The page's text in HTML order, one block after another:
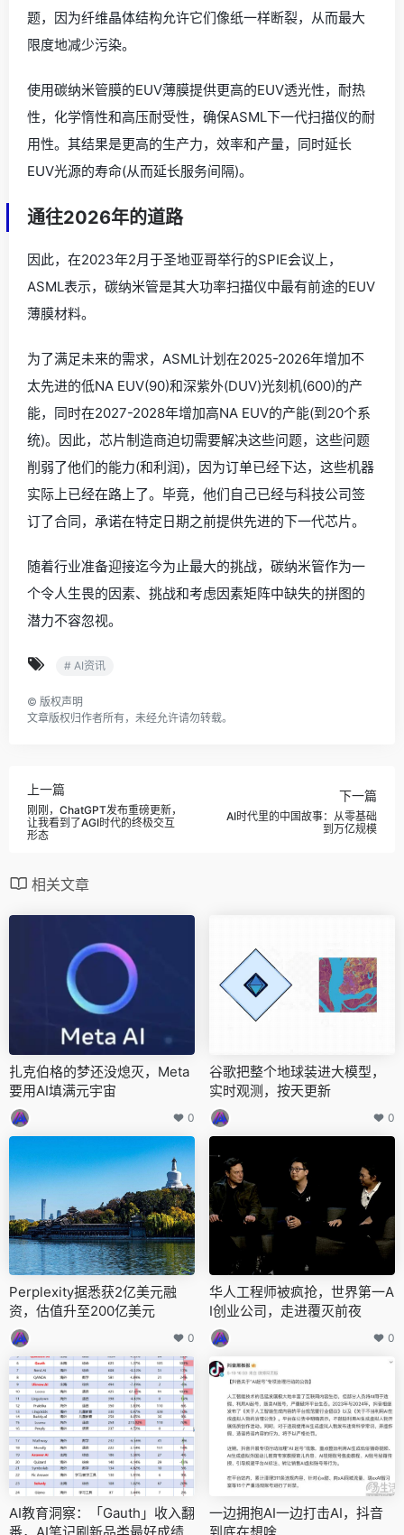
题，因为纤维晶体结构允许它们像纸一样断裂，从而最大
限度地减少污染。
使用碳纳米管膜的EUV薄膜提供更高的EUV透光性，耐热
性，化学惰性和高压耐受性，确保ASML下一代扫描仪的耐
用性。其结果是更高的生产力，效率和产量，同时延长
EUV光源的寿命(从而延长服务间隔)。
通往2026年的道路
因此，在2023年2月于圣地亚哥举行的SPIE会议上，
ASML表示，碳纳米管是其大功率扫描仪中最有前途的EUV
薄膜材料。
为了满足未来的需求，ASML计划在2025-2026年增加不
太先进的低NA EUV(90)和深紫外(DUV)光刻机(600)的产
能，同时在2027-2028年增加高NA EUV的产能(到20个系
统)。因此，芯片制造商迫切需要解决这些问题，这些问题
削弱了他们的能力(和利润)，因为订单已经下达，这些机器
实际上已经在路上了。毕竟，他们自己已经与科技公司签
订了合同，承诺在特定日期之前提供先进的下一代芯片。
随着行业准备迎接迄今为止最大的挑战，碳纳米管作为一
个令人生畏的因素、挑战和考虑因素矩阵中缺失的拼图的
潜力不容忽视。
# AI资讯
© 版权声明
文章版权归作者所有，未经允许请勿转载。
上一篇
刚刚，ChatGPT发布重磅更新，
让我看到了AGI时代的终极交互
形态
下一篇
AI时代里的中国故事：从零基础
到万亿规模
相关文章
扎克伯格的梦还没熄灭，Meta
要用AI填满元宇宙
0
谷歌把整个地球装进大模型，
实时观测，按天更新
0
Perplexity据悉获2亿美元融
资，估值升至200亿美元
0
华人工程师被疯抢，世界第一A
I创业公司，走进覆灭前夜
0
AI教育洞察：「Gauth」收入翻
番，AI笔记刷新品类最好成绩
一边拥抱AI一边打击AI，抖音
到底在想啥